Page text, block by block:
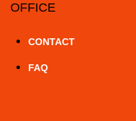
OFFICE
CONTACT
FAQ